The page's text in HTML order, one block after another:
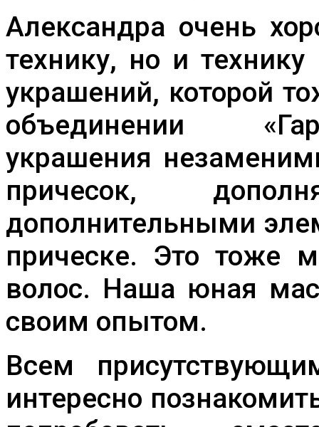
Александра очень
технику, но и
украшений, которой
объединении
украшения
причесок,
дополнительными
прическе. Это тоже
волос. Наша юная
своим опытом.
Всем
интересно